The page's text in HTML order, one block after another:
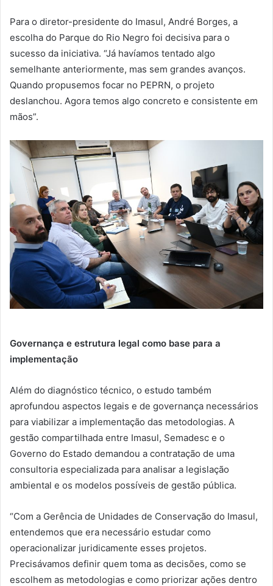
Para o diretor-presidente do Imasul, André Borges, a
escolha do Parque do Rio Negro foi decisiva para o
sucesso da iniciativa. “Já havíamos tentado algo
semelhante anteriormente, mas sem grandes avanços.
Quando propusemos focar no PEPRN, o projeto
deslanchou. Agora temos algo concreto e consistente em
mãos”.
Governança e estrutura legal como base para a
implementação
Além do diagnóstico técnico, o estudo também
aprofundou aspectos legais e de governança necessários
para viabilizar a implementação das metodologias. A
gestão compartilhada entre Imasul, Semadesc e o
Governo do Estado demandou a contratação de uma
consultoria especializada para analisar a legislação
ambiental e os modelos possíveis de gestão pública.
“Com a Gerência de Unidades de Conservação do Imasul,
entendemos que era necessário estudar como
operacionalizar juridicamente esses projetos.
Precisávamos definir quem toma as decisões, como se
escolhem as metodologias e como priorizar ações dentro